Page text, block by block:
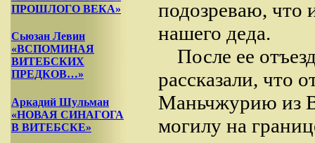
ПРОШЛОГО ВЕКА»
Сьюзан Левин
«ВСПОМИНАЯ
ВИТЕБСКИХ
ПРЕДКОВ…»
Аркадий Шульман
«НОВАЯ СИНАГОГА
В ВИТЕБСКЕ»
подозреваю, что
нашего деда.
После ее
рассказали, что
Маньчжурию из
могилу на